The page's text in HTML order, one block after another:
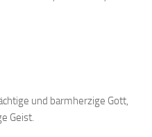
und barmherzige Gott,
Geist.